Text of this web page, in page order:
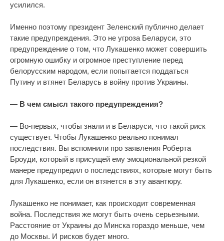
усилился.
Именно поэтому президент Зеленский публично делает
такие предупреждения. Это не угроза Беларуси, это
предупреждение о том, что Лукашенко может совершить
огромную ошибку и огромное преступление перед
белорусским народом, если попытается поддаться
Путину и втянет Беларусь в войну против Украины.
— В чем смысл такого предупреждения?
— Во-первых, чтобы знали и в Беларуси, что такой риск
существует. Чтобы Лукашенко реально понимал
последствия. Вы вспомнили про заявления Роберта
Броуди, который в присущей ему эмоциональной резкой
манере предупредил о последствиях, которые могут быть
для Лукашенко, если он втянется в эту авантюру.
Лукашенко не понимает, как происходит современная
война. Последствия же могут быть очень серьезными.
Расстояние от Украины до Минска гораздо меньше, чем
до Москвы. И рисков будет много.